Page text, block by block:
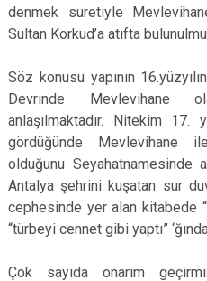
denmek suretiyle
Sultan Korkud’a atıfta
Söz konusu yapının
Devrinde Mevlevihane
anlaşılmaktadır. Nitekim 17.
gördüğünde Mevlevihane
olduğunu Seyahatnamesinde
Antalya şehrini kuşatan sur
cephesinde yer alan kitabede
“türbeyi cennet gibi yaptı”
Çok sayıda onarım